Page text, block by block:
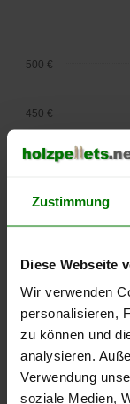
Zustimmung
Diese Webseite
Wir verwenden
personalisieren,
zu können und
analysieren.
Verwendung
soziale Medien,
September
2025
250 €
300 €
400 €
450 €
500 €
Die aktuelle